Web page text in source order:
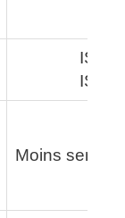
ISO
ISO
Moins